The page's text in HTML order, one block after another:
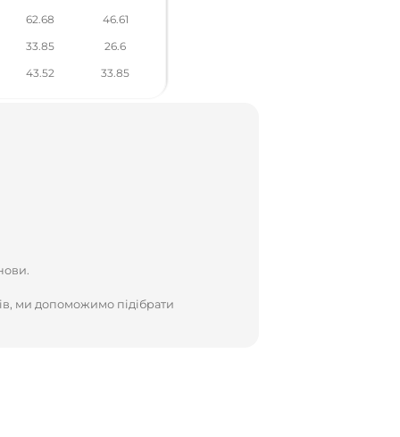
62.68
46.61
33.85
26.6
43.52 33.85
ми допоможимо підібрати